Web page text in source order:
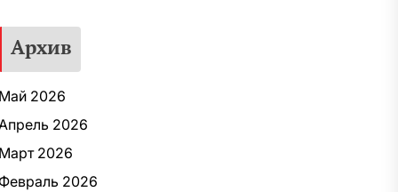
Архив
Май 2026
2026
Март 2026
Февраль 2026